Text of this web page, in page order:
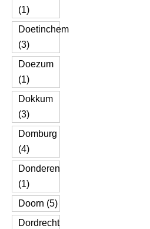
(1)
Doetinchem
(3)
Doezum
(1)
Dokkum
(3)
Domburg
(4)
Donderen
(1)
Doorn (5)
Dordrecht